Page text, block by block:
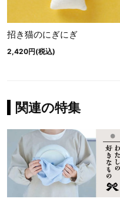
招き猫のにぎにぎ
2,420円(税込)
関連の特集